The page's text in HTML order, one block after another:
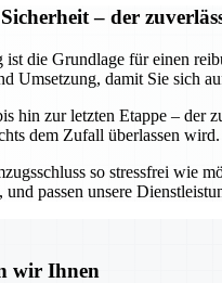
– der
die Grundlage für einen
Umsetzung, damit Sie sich
hin zur letzten Etappe – der
dem Zufall überlassen
so stressfrei wie
und passen unsere
wir Ihnen